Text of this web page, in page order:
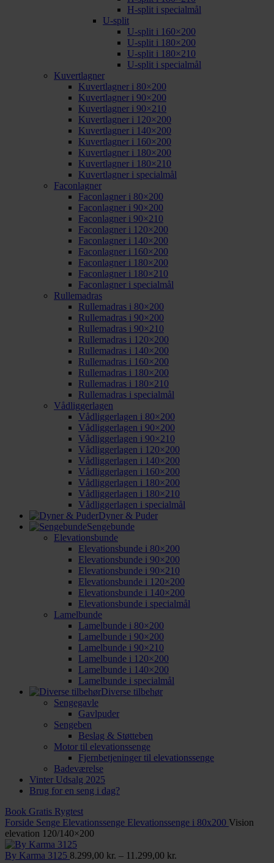
H-split i specialmål
U-split
U-split i 160×200
U-split i 180×200
U-split i 180×210
U-split i specialmål
Kuvertlagner
Kuvertlagner i 80×200
Kuvertlagner i 90×200
Kuvertlagner i 90×210
Kuvertlagner i 120×200
Kuvertlagner i 140×200
Kuvertlagner i 160×200
Kuvertlagner i 180×200
Kuvertlagner i 180×210
Kuvertlagner i specialmål
Faconlagner
Faconlagner i 80×200
Faconlagner i 90×200
Faconlagner i 90×210
Faconlagner i 120×200
Faconlagner i 140×200
Faconlagner i 160×200
Faconlagner i 180×200
Faconlagner i 180×210
Faconlagner i specialmål
Rullemadras
Rullemadras i 80×200
Rullemadras i 90×200
Rullemadras i 90×210
Rullemadras i 120×200
Rullemadras i 140×200
Rullemadras i 160×200
Rullemadras i 180×200
Rullemadras i 180×210
Rullemadras i specialmål
Vådliggerlagen
Vådliggerlagen i 80×200
Vådliggerlagen i 90×200
Vådliggerlagen i 90×210
Vådliggerlagen i 120×200
Vådliggerlagen i 140×200
Vådliggerlagen i 160×200
Vådliggerlagen i 180×200
Vådliggerlagen i 180×210
Vådliggerlagen i specialmål
Dyner & Puder
Sengebunde
Elevationsbunde
Elevationsbunde i 80×200
Elevationsbunde i 90×200
Elevationsbunde i 90×210
Elevationsbunde i 120×200
Elevationsbunde i 140×200
Elevationsbunde i specialmål
Lamelbunde
Lamelbunde i 80×200
Lamelbunde i 90×200
Lamelbunde i 90×210
Lamelbunde i 120×200
Lamelbunde i 140×200
Lamelbunde i specialmål
Diverse tilbehør
Sengegavle
Gavlpuder
Sengeben
Beslag & Støtteben
Motor til elevationssenge
Fjernbetjeninger til elevationssenge
Badeværelse
Vinter Udsalg 2025
Brug for en seng i dag?
Book Gratis Rygtest
Forside Senge Elevationssenge Elevationssenge i 80x200 Vision
elevation 120/140×200
By Karma 3125 8.299,00 kr. – 11.299,00 kr.